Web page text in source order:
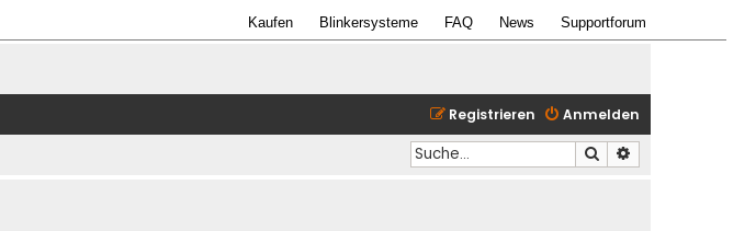
Kaufen Blinkersysteme FAQ News Supportforum
Anmelden
Registrieren
Suche